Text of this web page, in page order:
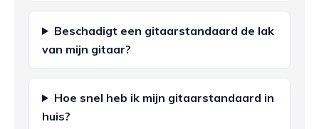
Beschadigt een gitaarstandaard de lak
van mijn gitaar?
Hoe snel heb ik mijn gitaarstandaard in
huis?